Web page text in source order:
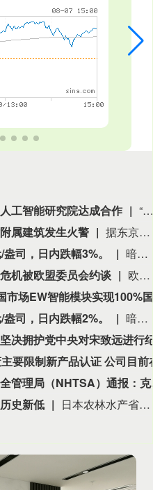
工智能研究院达成合作
“金科股份”公众号消息，2026年8月，金科地产集团股份有限公司（简称“金科股份”）与重庆通用人工智能研究院在重庆正式签署全方位合作协议。双方将依托通用人工智能前沿技术，落地不动产全场景智慧解决方案，合力打造重庆“人工智能+不动产”产业标杆项目。
属建筑发生火警
据东京电力公司消息，当地时间8日15时35分左右，日本福岛第一核电站5号、6号机组服务建筑3、4层的火灾报警器发生启动。东京电力公司于当天16时01分向双叶消防本部报警。随后，消防部门赶赴现场确认，但未发现明火或冒烟。事件对核电站厂区设备没有造成影响，监测点以及厂区边界的尘埃监测仪等所测得的放射线量也未发现异常。（央视新闻）
司，日内跌幅3%。
暗盘白银跌破56美元/盎司，日内跌幅3%。
机被欧盟委员会约谈
欧盟委员会负责技术主权等事务的执行副主席汉娜·维尔库宁7日在社交媒体上表示，欧盟委员会当天就西班牙飞地休达局势约谈短视频平台TikTok和美国元公司（Meta），要求平台在危机期间加强内容监测并采取果断措施。 维尔库宁在社交媒体平台X上说，在危机情况下，社交媒体平台必须果断采取行动，维护数字空间完整性。她表示，平台应加强对相关内容的监测，并强化与事实核查机构的合作。 休达位于非洲西北部、直布罗陀海峡附近的地中海沿岸，与摩洛哥接壤。日前，大批非法移民从摩洛哥方向进入休达，引发近年来西班牙最严重的边境移民危机。 据德新社等媒体报道，一些进入休达的非法移民表示，他们此前从社交媒体获悉所谓“边境开放”“休达将提供住宿”以及“进入休达后可继续前往西班牙本土”等信息。 休达危机也引发了欧盟内部围绕外部边境管控和移民政策的新一轮争议。维尔库宁表示，欧盟委员会将于10日继续跟进相关情况。(新华社)
司，日内跌幅2%。
暗盘白银跌破56美元/盎司，日内跌幅2%。
美国国家公路交通安全管理局
史新低 日本农林水产省8月7日公布的数据显示，2025财年，即2025年4月至2026年3月，按热量计算的日本食品自给率下降1个百分点至37%，为历史最低水平。日本食品自给率是指国内生产的食品占国内食品总供给的比例。日本农林水产省表示，大米消费减少是食品自给率下降的重要原因。日本大米消费长期以来主要依靠本国供应，是日本食品自给率的重要支撑。米价上涨导致居民大米消费减少，国产大米提供的热量随之减少，显著拉低日本整体食品自给率。（CCTV国际时讯）